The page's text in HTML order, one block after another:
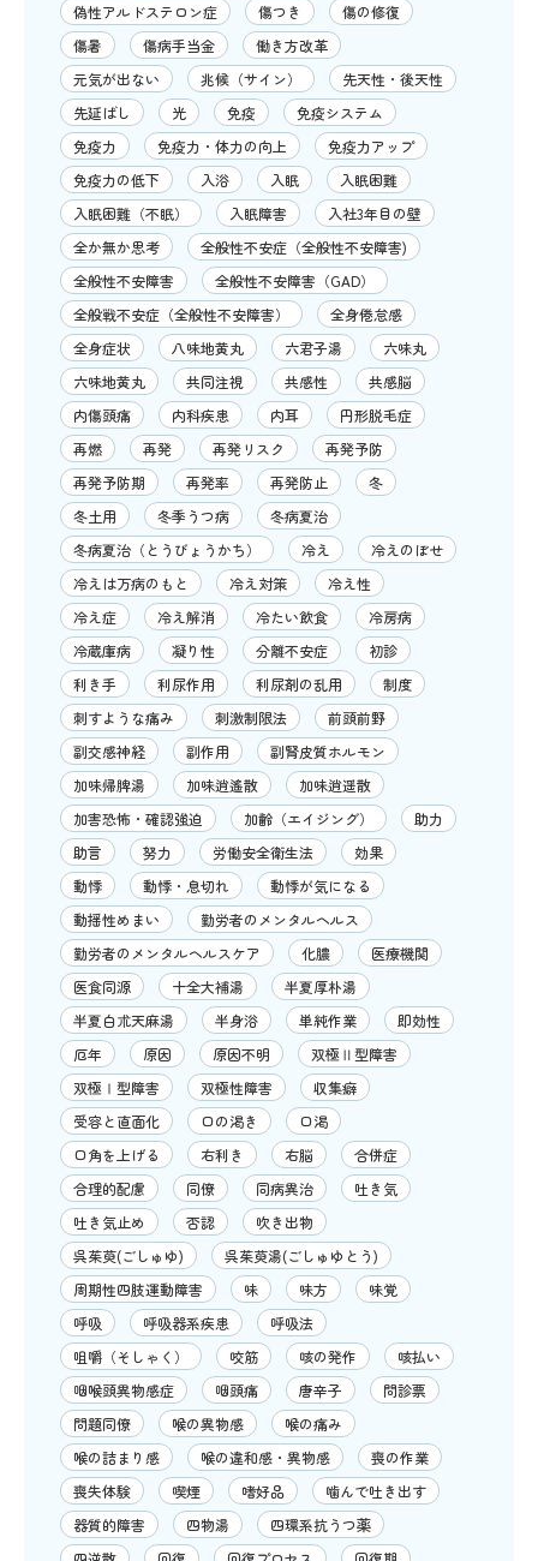
偽性アルドステロン症
傷つき
傷の修復
傷暑
傷病手当金
働き方改革
元気が出ない
兆候（サイン）
先天性・後天性
先延ばし
光 免疫
免疫システム
免疫力
免疫力・体力の向上
免疫力アップ
免疫力の低下
入浴 入眠
入眠困難
入眠困難（不眠）
入眠障害
入社3年目の壁
全か無か思考
全般性不安症（全般性不安障害)
全般性不安障害
全般性不安障害（GAD）
全般戦不安症（全般性不安障害）
全身倦怠感
全身症状
八味地黄丸 六君子湯
六味丸
六味地黄丸
共同注視 共感性
共感脳
内傷頭痛
内科疾患 内耳
円形脱毛症
再燃
再発 再発リスク
再発予防
再発予防期
再発率 再発防止
冬
冬土用
冬季うつ病
冬病夏治
冬病夏治（とうびょうかち）
冷え
冷えのぼせ
冷えは万病のもと
冷え対策
冷え性
冷え症
冷え解消 冷たい飲食
冷房病
冷蔵庫病
凝り性 分離不安症
初診
利き手
利尿作用 利尿剤の乱用
制度
刺すような痛み
刺激制限法
前頭前野
副交感神経
副作用
副腎皮質ホルモン
加味帰脾湯
加味逍遙散
加味逍遥散
加害恐怖・確認強迫
加齢（エイジング）
助力
助言
努力 労働安全衛生法
効果
動悸
動悸・息切れ
動悸が気になる
動揺性めまい
勤労者のメンタルヘルス
勤労者のメンタルヘルスケア
化膿
医療機関
医食同源
十全大補湯
半夏厚朴湯
半夏白朮天麻湯
半身浴 単純作業
即効性
厄年
原因 原因不明
双極Ⅱ型障害
双極Ⅰ型障害
双極性障害
収集癖
受容と直面化
口の渇き
口渇
口角を上げる
右利き 右脳
合併症
合理的配慮
同僚 同病異治
吐き気
吐き気止め
否認
吹き出物
呉茱萸(ごしゅゆ)
呉茱萸湯(ごしゅゆとう)
周期性四肢運動障害
味 味方
味覚
呼吸
呼吸器系疾患
呼吸法
咀嚼（そしゃく）
咬筋 咳の発作
咳払い
咽喉頭異物感症
咽頭痛 唐辛子
問診票
問題同僚
喉の異物感
喉の痛み
喉の詰まり感
喉の違和感・異物感
喪の作業
喪失体験
喫煙 嗜好品
噛んで吐き出す
器質的障害
四物湯
四環系抗うつ薬